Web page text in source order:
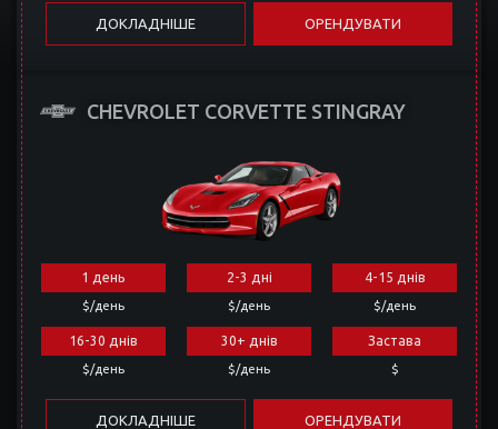
ДОКЛАДНІШЕ ОРЕНДУВАТИ
CHEVROLET CORVETTE STINGRAY
1 день
$/день
2-3 дні
$/день
4-15 днів
$/день
16-30 днів
$/день
30+ днів
$/день
Застава
$
ДОКЛАДНІШЕ ОРЕНДУВАТИ